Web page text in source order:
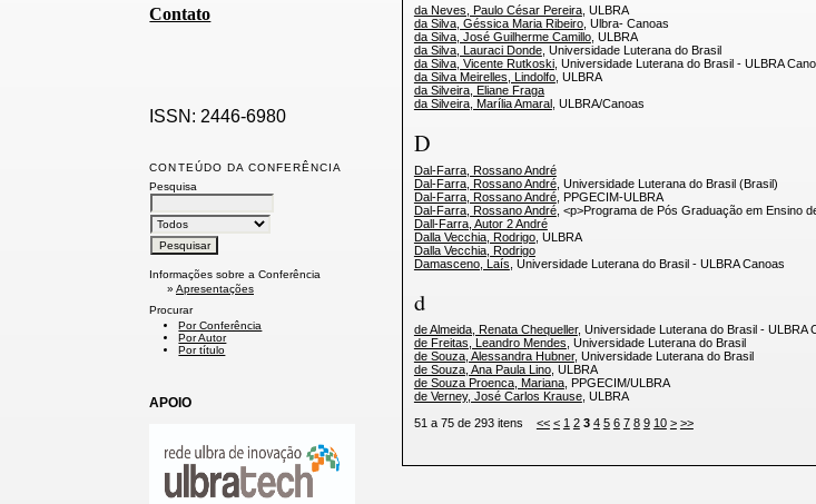
Contato
ISSN: 2446-6980
CONTEÚDO DA CONFERÊNCIA
Pesquisa
Informações sobre a Conferência
» Apresentações
Procurar
Por Conferência
Por Autor
Por título
APOIO
da Neves, Paulo César Pereira, ULBRA
da Silva, Géssica Maria Ribeiro, Ulbra- Canoas
da Silva, José Guilherme Camillo, ULBRA
da Silva, Lauraci Donde, Universidade Luterana do Brasil
da Silva, Vicente Rutkoski, Universidade Luterana do Brasil - ULBRA
da Silva Meirelles, Lindolfo, ULBRA
da Silveira, Eliane Fraga
da Silveira, Marília Amaral , ULBRA/Canoas
D
Dal-Farra, Rossano André
Dal-Farra, Rossano André, Universidade Luterana do Brasil (Brasil)
Dal-Farra, Rossano André, PPGECIM-ULBRA
Dal-Farra, Rossano André, <p>Programa de Pós Graduação em Ensino
Dall-Farra, Autor 2 André
Dalla Vecchia, Rodrigo, ULBRA
Dalla Vecchia, Rodrigo
Damasceno, Laís , Universidade Luterana do Brasil - ULBRA Canoas
d
de Almeida, Renata Chequeller, Universidade Luterana do Brasil - ULBRA
de Freitas, Leandro Mendes , Universidade Luterana do Brasil
de Souza, Alessandra Hubner, Universidade Luterana do Brasil
de Souza, Ana Paula Lino, ULBRA
de Souza Proenca, Mariana, PPGECIM/ULBRA
de Verney, José Carlos Krause, ULBRA
51 a 75 de 293 itens << < 1 2 3 4 5 6 7 8 9 10 > >>